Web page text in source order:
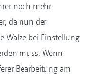
noch mehr
da nun der
Walze bei Einstellung
muss. Wenn
Bearbeitung am